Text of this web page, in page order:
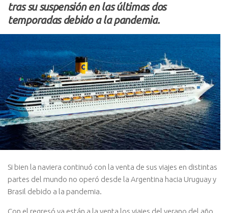
tras su suspensión en las últimas dos
temporadas debido a la pandemia.
Si bien la naviera continuó con la venta de sus viajes en distintas
partes del mundo no operó desde la Argentina hacia Uruguay y
Brasil debido a la pandemia.